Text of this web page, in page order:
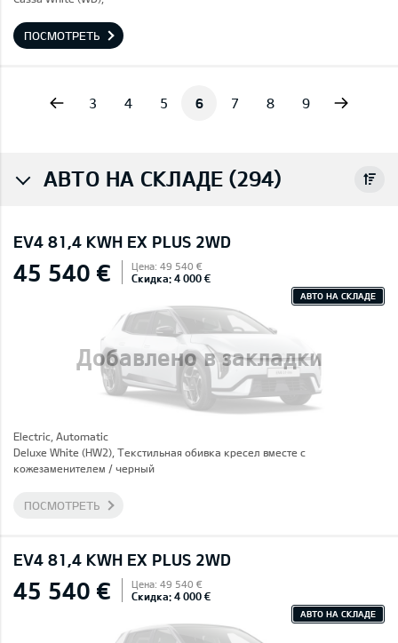
ПОСМОТРЕТЬ
3 4 5 6 7 8 9
АВТО НА СКЛАДЕ (294)
EV4 81,4 KWH EX PLUS 2WD
Добавлено в закладки
45 540 € Цена: 49 540 €
Скидка: 4 000 €
АВТО НА СКЛАДЕ
Electric, Automatic
Deluxe White (HW2), Текстильная обивка кресел вместе с
кожезаменителем / черный
ПОСМОТРЕТЬ
EV4 81,4 KWH EX PLUS 2WD
45 540 € Цена: 49 540 €
Скидка: 4 000 €
АВТО НА СКЛАДЕ